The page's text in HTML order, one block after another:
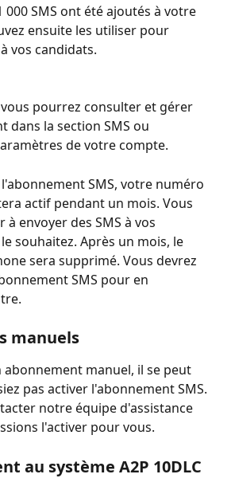
000 SMS ont été ajoutés à votre
ensuite les utiliser pour
vos candidats.
pourrez consulter et gérer
dans la section SMS ou
de votre compte.
l'abonnement SMS, votre numéro
actif pendant un mois. Vous
envoyer des SMS à vos
souhaitez. Après un mois, le
sera supprimé. Vous devrez
SMS pour en
manuels
abonnement manuel, il se peut
pas activer l'abonnement SMS.
notre équipe d'assistance
l'activer pour vous.
au système A2P 10DLC